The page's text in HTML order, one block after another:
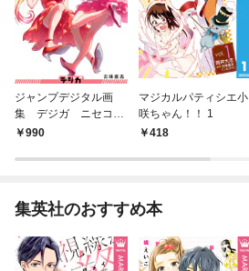
ジャンプデジタル画
集 デジガ ニセコ
イ 1
990
マジカルパティシエ小
咲ちゃん！！ 1
418
集英社のおすすめ本